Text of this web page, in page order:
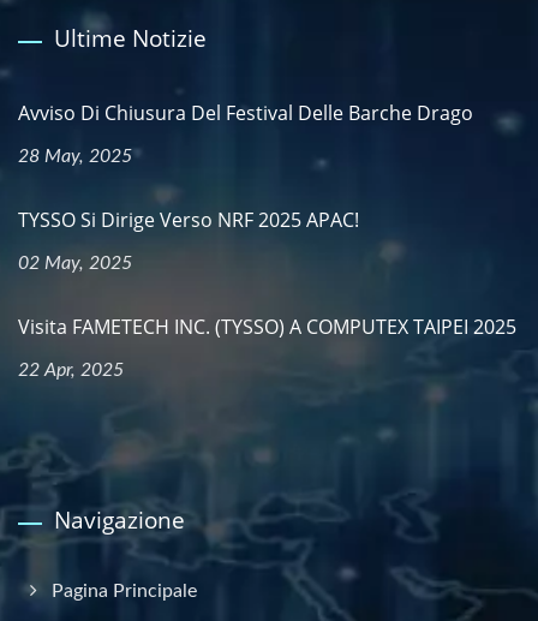
Ultime Notizie
Avviso Di Chiusura Del Festival Delle Barche Drago
28 May, 2025
TYSSO Si Dirige Verso NRF 2025 APAC!
02 May, 2025
Visita FAMETECH INC. (TYSSO) A COMPUTEX TAIPEI 2025
22 Apr, 2025
Navigazione
Pagina Principale